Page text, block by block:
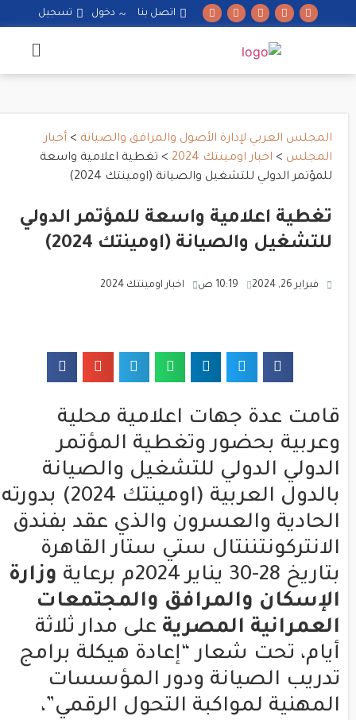
اتصل بنا دخول تسجيل
المجلس العربي لإدارة الأصول والمرافق والصيانة>أخبار
المجلس>اخبار اومينتك 2024 >تغطية اعلامية واسعة
للمؤتمر الدولي للتشغيل والصيانة (اومينتك 2024)
تغطية اعلامية واسعة للمؤتمر الدولي
للتشغيل والصيانة (اومينتك 2024)
فبراير 26, 2024 10:19 ص اخبار اومينتك 2024
قامت عدة جهات اعلامية محلية
وعربية بحضور وتغطية المؤتمر
الدولي الدولي للتشغيل والصيانة
بالدول العربية (اومينتك 2024) بدورته
الحادية والعسرون والذي عقد بفندق
الانتركونتننتال ستي ستار القاهرة
بتاريخ 28-30 يناير 2024م برعاية
وزارة
الإسكان والمرافق والمجتمعات
العمرانية المصريةعلى مدار ثلاثة
أيام، تحت شعار “إعادة هيكلة برامج
تدريب الصيانة ودور المؤسسات
المهنية لمواكبة التحول الرقمي”،